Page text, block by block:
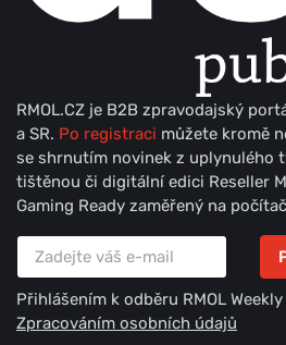
RMOL.CZ je B2B zpravodajský
a SR. Po registraci můžete kromě
se shrnutím novinek z uplynulého
tištěnou či digitální edici Reseller
Gaming Ready zaměřený na
Přihlášením k odběru RMOL
Zpracováním osobních údajů